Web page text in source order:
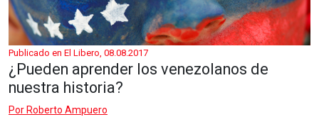
Publicado en El Libero, 08.08.2017
¿Pueden aprender los venezolanos de
nuestra historia?
Por Roberto Ampuero